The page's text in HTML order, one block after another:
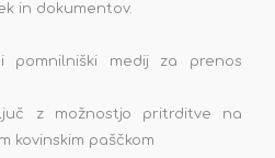
in dokumentov.
pomnilniški medij za prenos
z možnostjo pritrditve na
kovinskim paščkom